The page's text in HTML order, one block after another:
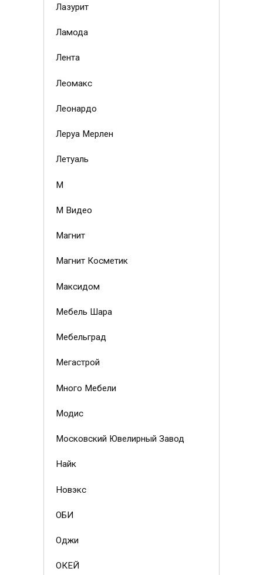
Лазурит
Ламода
Лента
Леомакс
Леонардо
Леруа Мерлен
Летуаль
М
М Видео
Магнит
Магнит Косметик
Максидом
Мебель Шара
Мебельград
Мегастрой
Много Мебели
Модис
Московский Ювелирный Завод
Найк
Новэкс
ОБИ
Оджи
ОКЕЙ